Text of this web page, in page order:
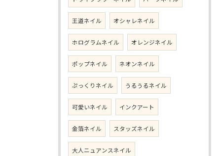
王道ネイル オシャレネイル
ホログラムネイル オレンジネイル
ポップネイル ネオンネイル
ぷっくりネイル うるうるネイル
可愛いネイル インクアート
金箔ネイル スタッズネイル
大人ニュアンスネイル